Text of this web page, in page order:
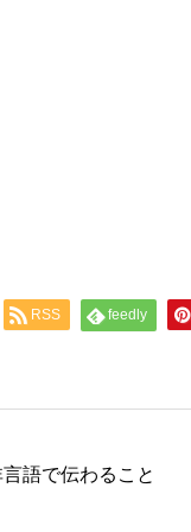
RSS feedly
語で伝わること